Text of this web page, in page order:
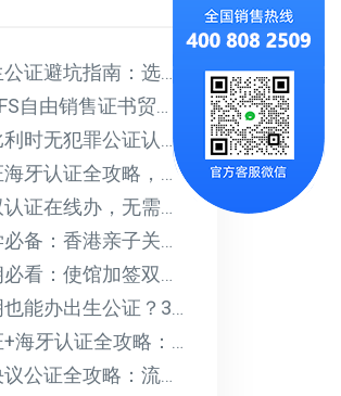
指南：选错类型直接拒签！
贸促会认证全攻略，信用证必备！
罪公证认证正确办理流程
证全攻略，别再办错了
需本人到场！学历无犯罪公证一站式
亲子关系公证，无需到场办理
馆加签双认证全流程指南
公证？3分钟搞定替代材料清单
攻略：材料清单与办理流程详解
略：流程、避坑与加签认证详解